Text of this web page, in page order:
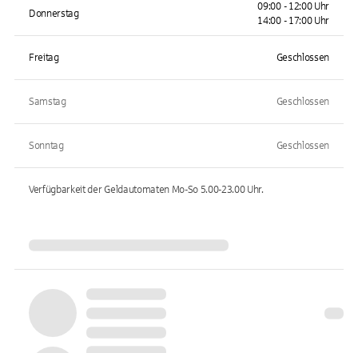
Donnerstag
09:00 - 12:00 Uhr
14:00 - 17:00 Uhr
Freitag Geschlossen
Samstag Geschlossen
Sonntag Geschlossen
Verfügbarkeit der Geldautomaten Mo-So 5.00-23.00Uhr.